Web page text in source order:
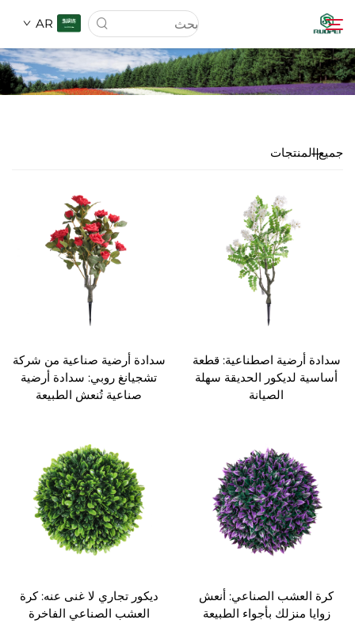
AR
المنتجات
جميع المنتجات
سدادة أرضية اصطناعية: قطعة
أساسية لديكور الحديقة سهلة
الصيانة
سدادة أرضية صناعية من شركة
تشجيانغ روبي: سدادة أرضية
صناعية تُنعش الطبيعة
كرة العشب الصناعي: أنعش
زوايا منزلك بأجواء الطبيعة
ديكور تجاري لا غنى عنه: كرة
العشب الصناعي الفاخرة